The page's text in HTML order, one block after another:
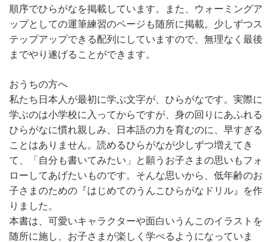
順序でひらがなを掲載しています。また、ウォーミングア
ップとしての運筆練習のページも随所に掲載。少しずつス
テップアップできる配列にしていますので、無理なく最後
までやり遂げることができます。
おうちの方へ
私たち日本人が最初に学ぶ文字が、ひらがなです。実際に
学ぶのは小学校に入ってからですが、身の回りにあふれる
ひらがなに慣れ親しみ、日本語の力を育むのに、早すぎる
ことはありません。読めるひらがなが少しずつ増えてき
て、「自分も書いてみたい」と願うお子さまの思いもフォ
ローしてあげたいものです。そんな思いから、低年齢のお
子さまのための『はじめてのうんこひらがなドリル』を作
りました。
本書は、可愛いキャラクターや面白いうんこのイラストを
随所に施し、お子さまが楽しく学べるようになっていま